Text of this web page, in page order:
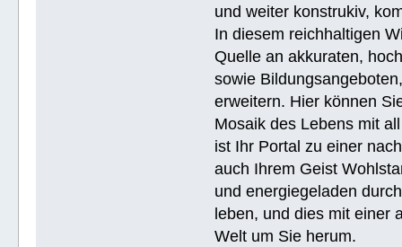
und weiter konstrukiv,
In diesem reichhaltigen
Quelle an akkuraten,
sowie
erweitern. Hier können
Mosaik des Lebens mit
ist Ihr Portal zu einer
auch Ihrem Geist
und energiegeladen
leben, und dies mit einer
Welt um Sie herum.